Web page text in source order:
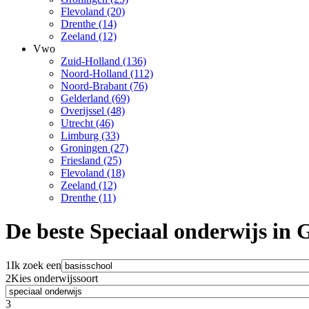
Flevoland (20)
Drenthe (14)
Zeeland (12)
Vwo
Zuid-Holland (136)
Noord-Holland (112)
Noord-Brabant (76)
Gelderland (69)
Overijssel (48)
Utrecht (46)
Limburg (33)
Groningen (27)
Friesland (25)
Flevoland (18)
Zeeland (12)
Drenthe (11)
De beste Speciaal onderwijs in
1Ik zoek een
2Kies onderwijssoort
3